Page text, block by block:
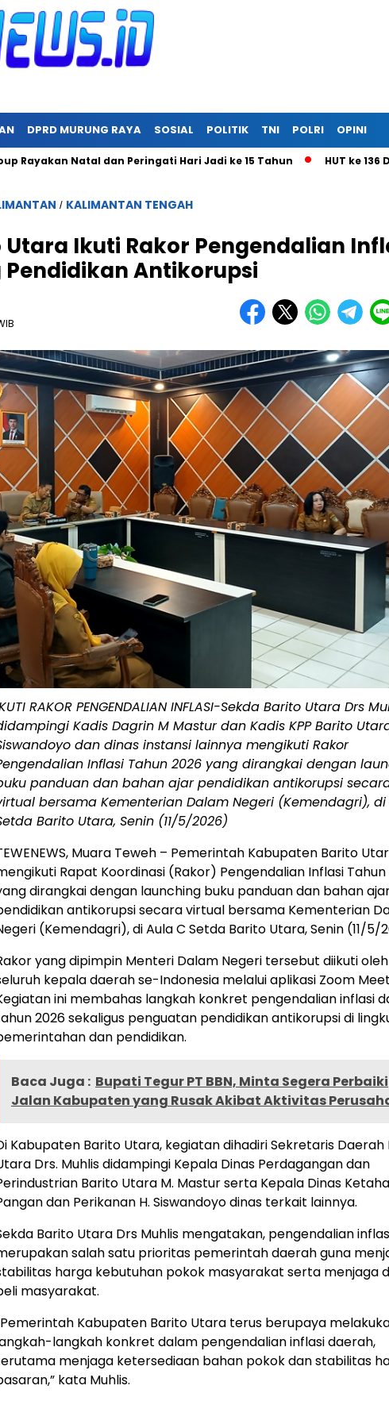
DPRD MURUNG RAYA SOSIAL POLITIK TNI POLRI OPINI
Natal dan Peringati Hari Jadi ke 15 Tahun HUT ke 136 Desa
/ KALIMANTAN TENGAH
Ikuti Rakor Pengendalian
Antikorupsi
RAKOR PENGENDALIAN INFLASI-Sekda Barito Utara Drs
Kadis Dagrin M Mastur dan Kadis KPP Barito
dan dinas instansi lainnya mengikuti Rakor
Inflasi Tahun 2026 yang dirangkai dengan
panduan dan bahan ajar pendidikan antikorupsi
bersama Kementerian Dalam Negeri (Kemendagri), di
Barito Utara, Senin (11/5/2026)
Muara Teweh – Pemerintah Kabupaten Barito
Rapat Koordinasi (Rakor) Pengendalian Inflasi Tahun
dirangkai dengan launching buku panduan dan bahan
antikorupsi secara virtual bersama Kementerian
(Kemendagri), di Aula C Setda Barito Utara, Senin (11/5/
yang dipimpin Menteri Dalam Negeri tersebut diikuti oleh
kepala daerah se-Indonesia melalui aplikasi Zoom
ini membahas langkah konkret pengendalian inflasi
2026 sekaligus penguatan pendidikan antikorupsi di
dan pendidikan.
Baca Juga : Bupati Tegur PT BBN, Minta Segera Perbaiki
Jalan Kabupaten yang Rusak Akibat Aktivitas
Kabupaten Barito Utara, kegiatan dihadiri Sekretaris Daerah
Drs. Muhlis didampingi Kepala Dinas Perdagangan dan
Barito Utara M. Mastur serta Kepala Dinas
dan Perikanan H. Siswandoyo dinas terkait lainnya.
Barito Utara Drs Muhlis mengatakan, pengendalian
salah satu prioritas pemerintah daerah guna
harga kebutuhan pokok masyarakat serta menjaga
masyarakat.
Kabupaten Barito Utara terus berupaya
langkah konkret dalam pengendalian inflasi daerah,
menjaga ketersediaan bahan pokok dan stabilitas
kata Muhlis.